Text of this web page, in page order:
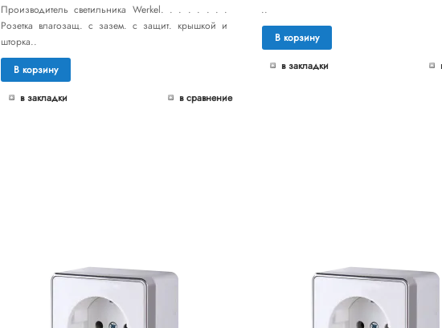
Производитель светильника Werkel. . . . . . . .
Розетка влагозащ. с зазем. с защит. крышкой и
шторка..
В корзину
в закладки
в сравнение
..
В корзину
в закладки